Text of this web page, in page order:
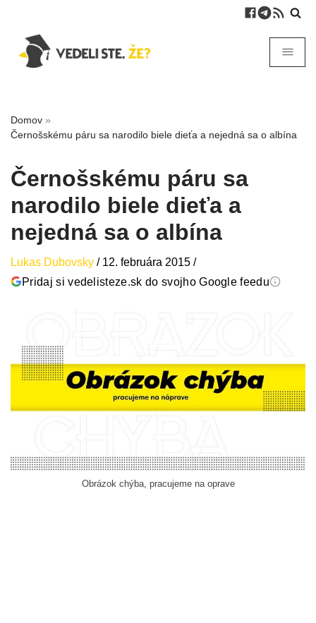
Domov »
Černošskému páru sa narodilo biele dieťa a nejedná sa o albína
Černošskému páru sa
narodilo biele dieťa a
nejedná sa o albína
Lukas Dubovsky / 12. februára 2015 /
Pridaj si vedelisteze.sk do svojho Google feedu
Obrázok chýba, pracujeme na oprave